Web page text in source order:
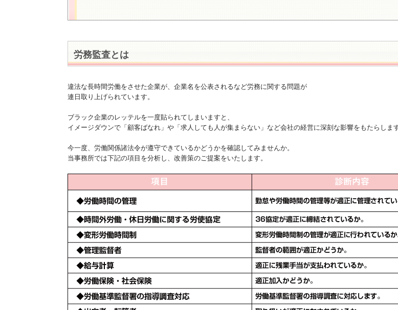
労務監査とは
違法な長時間労働をさせた企業が、企業名を公表されるなど労務に関する問題が
連日取り上げられています。
ブラック企業のレッテルを一度貼られてしまいますと、
イメージダウンで「顧客ばなれ」や「求人しても人が集まらない」など会社の経営に深刻な影響をもたらします
今一度、労働関係諸法令が遵守できているかどうかを確認してみませんか。
当事務所では下記の項目を分析し、改善策のご提案をいたします。